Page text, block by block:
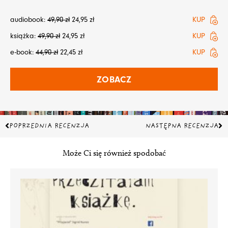
audiobook: 49,90zł 24,95 zł
KUP
książka: 49,90zł 24,95 zł
KUP
e-book: 44,90zł 22,45 zł KUP
ZOBACZ
Prev
POPRZEDNIA RECENZJA NASTĘPNA RECENZJA
Może Ci się również spodobać